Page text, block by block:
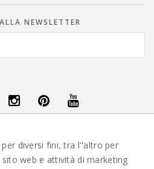
NEWSLETTER
VIAGGI ISLANDA -OFFERTE VIAGGI
OFFERTE VIAGGI MESSICO
OFFERTE VIAGGI PORTOGALLO-
diversi fini, tra l''altro per
web e attività di marketing